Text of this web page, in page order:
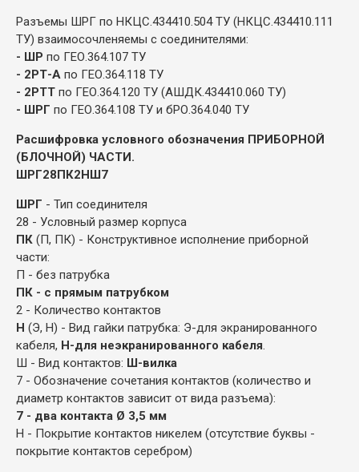
Разъемы ШРГ по НКЦС.434410.504 ТУ (НКЦС.434410.111
ТУ) взаимосочленяемы с соединителями:
- ШР по ГЕО.364.107 ТУ
- 2РТ-А по ГЕО.364.118 ТУ
- 2РТТ по ГЕО.364.120 ТУ (АШДК.434410.060 ТУ)
- ШРГ по ГЕО.364.108 ТУ и бРО.364.040 ТУ
Расшифровка условного обозначения ПРИБОРНОЙ
(БЛОЧНОЙ) ЧАСТИ.
ШРГ28ПК2НШ7
ШРГ - Тип соединителя
28 - Условный размер корпуса
ПК (П, ПК) - Конструктивное исполнение приборной
части:
П - без патрубка
ПК - с прямым патрубком
2 - Количество контактов
Н (Э, Н) - Вид гайки патрубка: Э-для экранированного
кабеля, Н-для неэкранированного кабеля.
Ш - Вид контактов: Ш-вилка
7 - Обозначение сочетания контактов (количество и
диаметр контактов зависит от вида разъема):
7 - два контакта Ø 3,5 мм
Н - Покрытие контактов никелем (отсутствие буквы -
покрытие контактов серебром)